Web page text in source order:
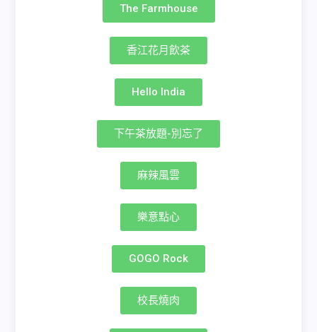
The Farmhouse
香江花月飲茶
Hello India
下午茶放題-別忘了
麻辣風雲
樂意點心
GOGO Rock
校長燒肉